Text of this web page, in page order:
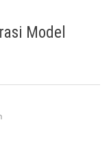
Model